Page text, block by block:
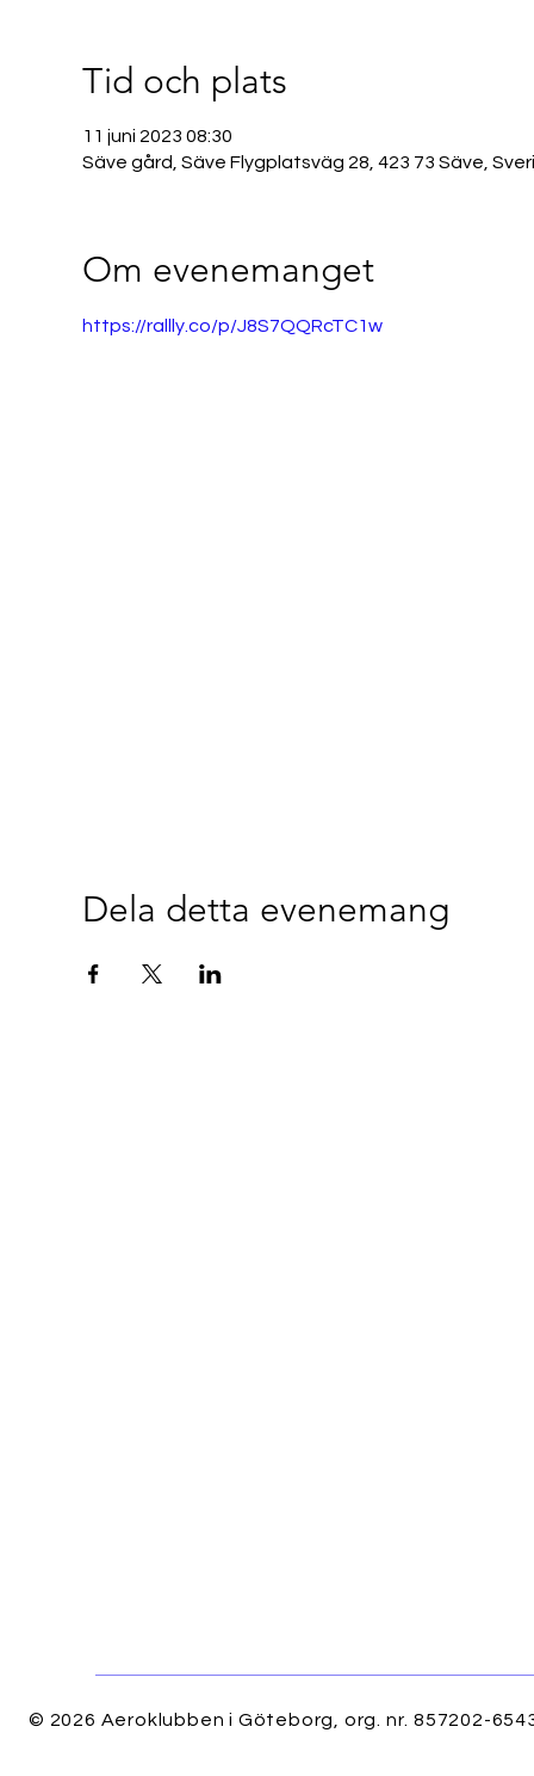
Tid och plats
11 juni 2023 08:30
Säve gård, Säve Flygplatsväg 28, 423 73 Säve,
Om evenemanget
https://rallly.co/p/J8S7QQRcTC1w
Dela detta evenemang
© 2026 Aeroklubben i Göteborg, org. nr. 857202-